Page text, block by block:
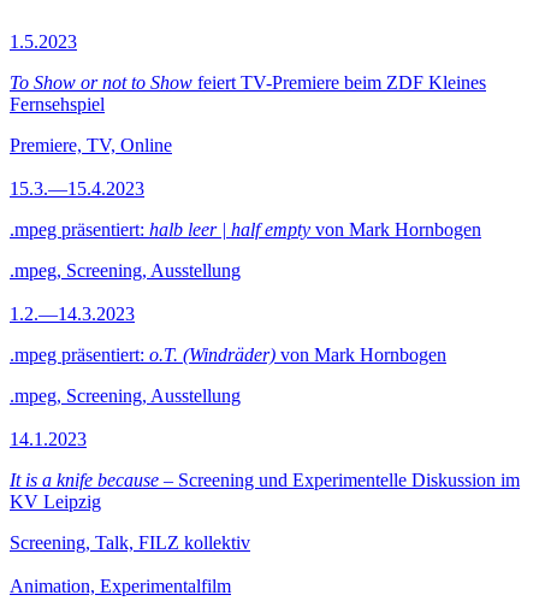
1.5.2023
To Show or not to Show feiert TV-Premiere beim ZDF Kleines
Fernsehspiel
Premiere, TV, Online
15.3.—15.4.2023
.mpeg präsentiert: halb leer | half empty von Mark Hornbogen
.mpeg, Screening, Ausstellung
1.2.—14.3.2023
.mpeg präsentiert: o.T. (Windräder) von Mark Hornbogen
.mpeg, Screening, Ausstellung
14.1.2023
It is a knife because – Screening und Experimentelle Diskussion im
KV Leipzig
Screening, Talk, FILZ kollektiv
Animation, Experimentalfilm